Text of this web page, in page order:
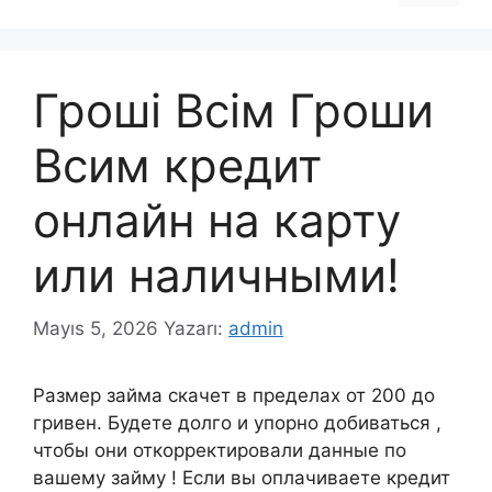
Гроші Всім Гроши
Всим кредит
онлайн на карту
или наличными!
Mayıs 5, 2026 Yazarı: admin
Размер займа скачет в пределах от 200 до
гривен. Будете долго и упорно добиваться ,
чтобы они откорректировали данные по
вашему займу ! Если вы оплачиваете кредит